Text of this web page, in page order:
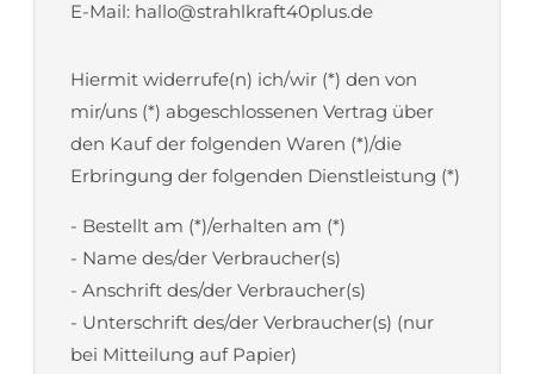
E-Mail: hallo@strahlkraft40plus.de
Hiermit widerrufe(n) ich/wir (*) den von
mir/uns (*) abgeschlossenen Vertrag über
den Kauf der folgenden Waren (*)/die
Erbringung der folgenden Dienstleistung (*)
- Bestellt am (*)/erhalten am (*)
- Name des/der Verbraucher(s)
- Anschrift des/der Verbraucher(s)
- Unterschrift des/der Verbraucher(s) (nur
bei Mitteilung auf Papier)